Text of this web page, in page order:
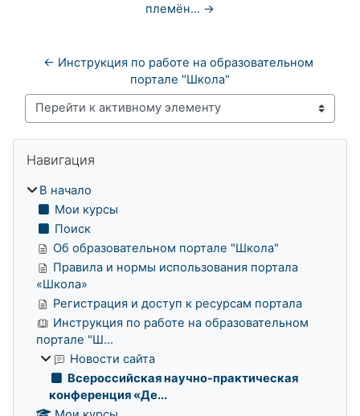
племён... →
← Инструкция по работе на образовательном
портале "Школа"
Перейти к активному элементу
Блоки
Навигация
В начало
Мои курсы
Поиск
Об образовательном портале "Школа"
Правила и нормы использования портала
«Школа»
Регистрация и доступ к ресурсам портала
Инструкция по работе на образовательном
портале "Ш...
Новости сайта
Всероссийская научно-практическая
конференция «Де...